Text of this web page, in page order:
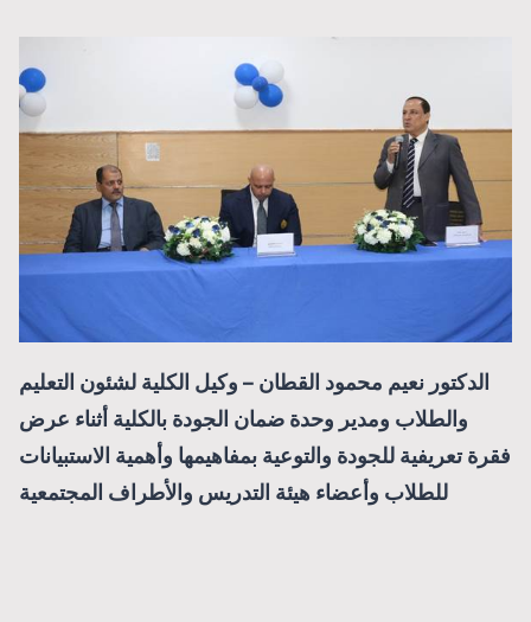
الدكتور نعيم محمود القطان – وكيل الكلية لشئون التعليم
والطلاب ومدير وحدة ضمان الجودة بالكلية أثناء عرض
فقرة تعريفية للجودة والتوعية بمفاهيمها وأهمية الاستبيانات
للطلاب وأعضاء هيئة التدريس والأطراف المجتمعية